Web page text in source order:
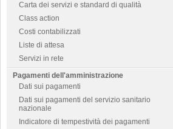
Carta dei servizi e standard di qualità
Class action
Costi contabilizzati
Liste di attesa
Servizi in rete
Pagamenti dell'amministrazione
Dati sui pagamenti
Dati sui pagamenti del servizio sanitario
nazionale
Indicatore di tempestività dei pagamenti